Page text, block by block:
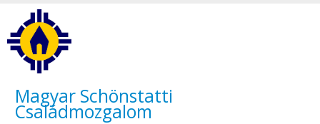
Magyar Schönstatti
Családmozgalom